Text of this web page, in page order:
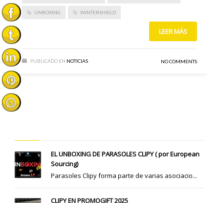
UNBOXING WINTERSHIELD
LEER MÁS
PUBLICADO EN NOTICIAS NO COMMENTS
EL UNBOXING DE PARASOLES CLIPY ( por European
Sourcing)
Parasoles Clipy forma parte de varias asociacio...
CLIPY EN PROMOGIFT 2025